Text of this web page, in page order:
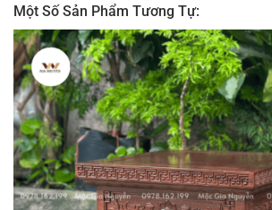
Một Số Sản Phẩm Tương Tự: